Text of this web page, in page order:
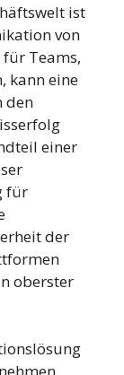
ist
von
Teams,
kann eine
den
einer
für
der
oberster